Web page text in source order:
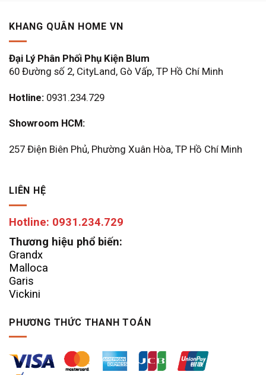
KHANG QUÂN HOME VN
Đại Lý Phân Phối Phụ Kiện Blum
60 Đường số 2, CityLand, Gò Vấp, TP Hồ Chí Minh
Hotline: 0931.234.729
Showroom HCM:
257 Điện Biên Phủ, Phường Xuân Hòa, TP Hồ Chí Minh
LIÊN HỆ
Hotline: 0931.234.729
Thương hiệu phổ biến:
Grandx
Malloca
Garis
Vickini
PHƯƠNG THỨC THANH TOÁN